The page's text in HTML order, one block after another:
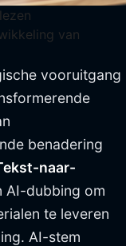
van
vooruitgang
benadering
naar-
AI-dubbing om
te leveren
AI-stem